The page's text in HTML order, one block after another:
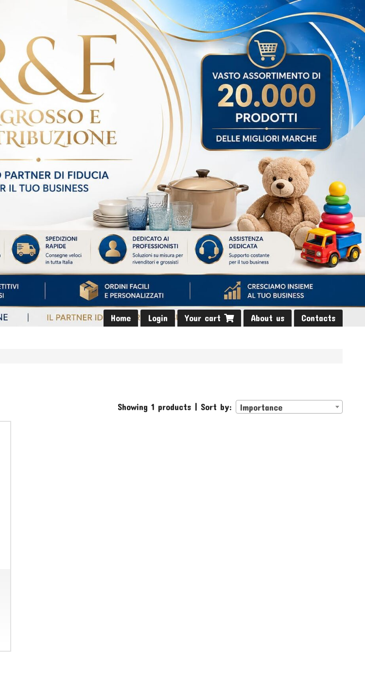
Home Login Your cart About us Contacts
Showing 1 products | Sort by: Importance